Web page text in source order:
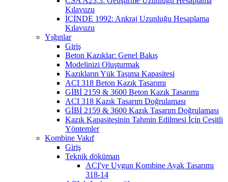
Kılavuzu
İÇİNDE 1992: Ankraj Uzunluğu Hesaplama
Kılavuzu
Yığınlar
Giriş
Beton Kazıklar: Genel Bakış
Modelinizi Oluşturmak
Kazıkların Yük Taşıma Kapasitesi
ACI 318 Beton Kazık Tasarımı
GİBİ 2159 & 3600 Beton Kazık Tasarımı
ACI 318 Kazık Tasarım Doğrulaması
GİBİ 2159 & 3600 Kazık Tasarım Doğrulaması
Kazık Kapasitesinin Tahmin Edilmesi İçin Çeşitli
Yöntemler
Kombine Vakıf
Giriş
Teknik döküman
ACI'ye Uygun Kombine Ayak Tasarımı
318-14